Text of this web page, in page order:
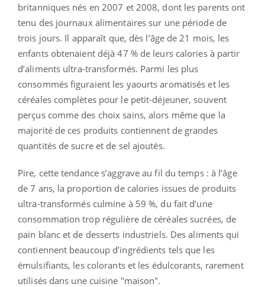
britanniques nés en 2007 et 2008, dont les parents ont
tenu des journaux alimentaires sur une période de
trois jours. Il apparaît que, dès l’âge de 21 mois, les
enfants obtenaient déjà 47 % de leurs calories à partir
d’aliments ultra-transformés. Parmi les plus
consommés figuraient les yaourts aromatisés et les
céréales complètes pour le petit-déjeuner, souvent
perçus comme des choix sains, alors même que la
majorité de ces produits contiennent de grandes
quantités de sucre et de sel ajoutés.
Pire, cette tendance s’aggrave au fil du temps : à l’âge
de 7 ans, la proportion de calories issues de produits
ultra-transformés culmine à 59 %, du fait d’une
consommation trop régulière de céréales sucrées, de
pain blanc et de desserts industriels. Des aliments qui
contiennent beaucoup d’ingrédients tels que les
émulsifiants, les colorants et les édulcorants, rarement
utilisés dans une cuisine "maison".